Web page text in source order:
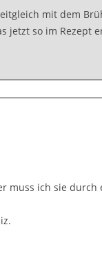
mit dem
jetzt so im Rezept
muss ich sie durch